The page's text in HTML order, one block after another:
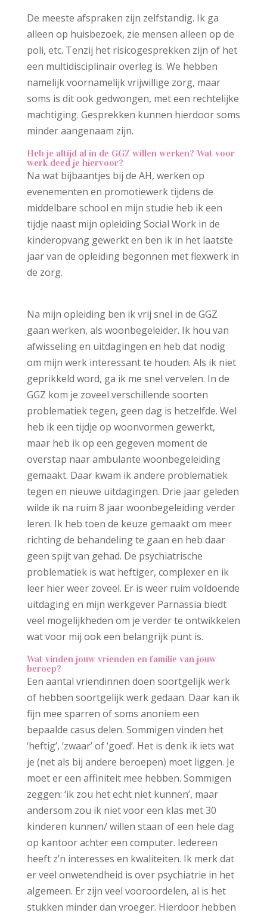
De meeste afspraken zijn zelfstandig. Ik ga
alleen op huisbezoek, zie mensen alleen op de
poli, etc. Tenzij het risicogesprekken zijn of het
een multidisciplinair overleg is. We hebben
namelijk voornamelijk vrijwillige zorg, maar
soms is dit ook gedwongen, met een rechtelijke
machtiging. Gesprekken kunnen hierdoor soms
minder aangenaam zijn.
Heb je altijd al in de GGZ willen werken? Wat voor
werk deed je hiervoor?
Na wat bijbaantjes bij de AH, werken op
evenementen en promotiewerk tijdens de
middelbare school en mijn studie heb ik een
tijdje naast mijn opleiding Social Work in de
kinderopvang gewerkt en ben ik in het laatste
jaar van de opleiding begonnen met flexwerk in
de zorg.
Na mijn opleiding ben ik vrij snel in de GGZ
gaan werken, als woonbegeleider. Ik hou van
afwisseling en uitdagingen en heb dat nodig
om mijn werk interessant te houden. Als ik niet
geprikkeld word, ga ik me snel vervelen. In de
GGZ kom je zoveel verschillende soorten
problematiek tegen, geen dag is hetzelfde. Wel
heb ik een tijdje op woonvormen gewerkt,
maar heb ik op een gegeven moment de
overstap naar ambulante woonbegeleiding
gemaakt. Daar kwam ik andere problematiek
tegen en nieuwe uitdagingen. Drie jaar geleden
wilde ik na ruim 8 jaar woonbegeleiding verder
leren. Ik heb toen de keuze gemaakt om meer
richting de behandeling te gaan en heb daar
geen spijt van gehad. De psychiatrische
problematiek is wat heftiger, complexer en ik
leer hier weer zoveel. Er is weer ruim voldoende
uitdaging en mijn werkgever Parnassia biedt
veel mogelijkheden om je verder te ontwikkelen
wat voor mij ook een belangrijk punt is.
Wat vinden jouw vrienden en familie van jouw
beroep?
Een aantal vriendinnen doen soortgelijk werk
of hebben soortgelijk werk gedaan. Daar kan ik
fijn mee sparren of soms anoniem een
bepaalde casus delen. Sommigen vinden het
‘heftig’, ‘zwaar’ of ‘goed’. Het is denk ik iets wat
je (net als bij andere beroepen) moet liggen. Je
moet er een affiniteit mee hebben. Sommigen
zeggen: ‘ik zou het echt niet kunnen’, maar
andersom zou ik niet voor een klas met 30
kinderen kunnen/ willen staan of een hele dag
op kantoor achter een computer. Iedereen
heeft z’n interesses en kwaliteiten. Ik merk dat
er veel onwetendheid is over psychiatrie in het
algemeen. Er zijn veel vooroordelen, al is het
stukken minder dan vroeger. Hierdoor hebben